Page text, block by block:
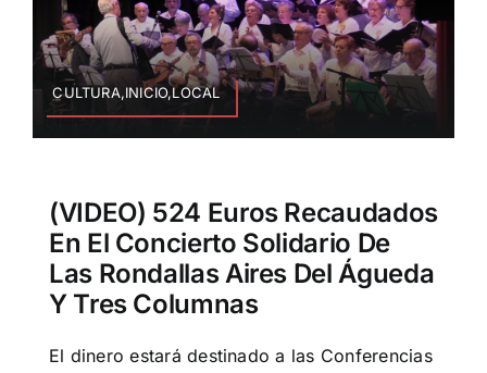
CULTURA,INICIO,LOCAL
(VIDEO) 524 Euros Recaudados
En El Concierto Solidario De
Las Rondallas Aires Del Águeda
Y Tres Columnas
El dinero estará destinado a las Conferencias